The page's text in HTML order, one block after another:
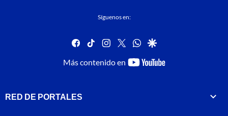
Síguenos en:
facebook
tiktok instagram
twitterwhatsapp
google
Más contenido en
youtube-
RED DE PORTALES